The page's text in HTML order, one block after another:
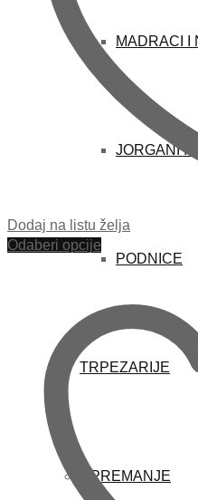
MADRACI I
JORGANI I
PODNICE
TRPEZARIJE
OPREMANJE
Dodaj na listu želja
Odaberi opcije